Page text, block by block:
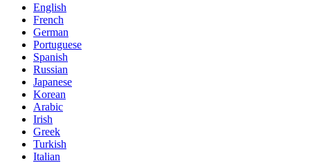
English
French
German
Portuguese
Spanish
Russian
Japanese
Korean
Arabic
Irish
Greek
Turkish
Italian